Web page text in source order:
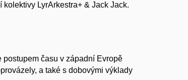
LyrArkestra+ & Jack Jack.
času v západní Evropě
a také s dobovými výklady